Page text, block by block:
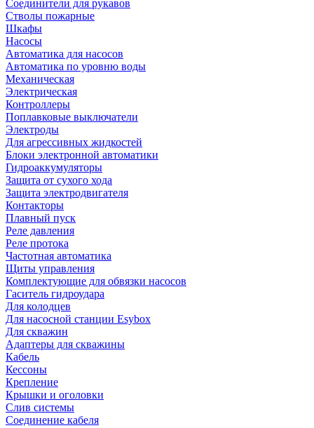
Соединители для рукавов
Стволы пожарные
Шкафы
Насосы
Автоматика для насосов
Автоматика по уровню воды
Механическая
Электрическая
Контроллеры
Поплавковые выключатели
Электроды
Для агрессивных жидкостей
Блоки электронной автоматики
Гидроаккумуляторы
Защита от сухого хода
Защита электродвигателя
Контакторы
Плавный пуск
Реле давления
Реле протока
Частотная автоматика
Щиты управления
Комплектующие для обвязки насосов
Гаситель гидроудара
Для колодцев
Для насосной станции Esybox
Для скважин
Адаптеры для скважины
Кабель
Кессоны
Крепление
Крышки и оголовки
Слив системы
Соединение кабеля